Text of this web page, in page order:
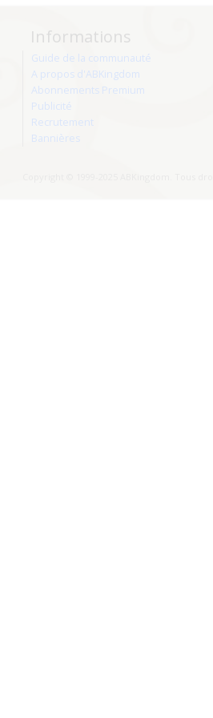
Informations
Guide de la communauté
A propos d'ABKingdom
Abonnements Premium
Publicité
Recrutement
Bannières